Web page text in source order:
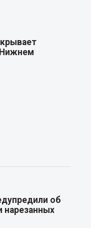
об
нарезанных